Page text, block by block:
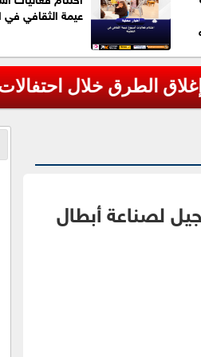
عيمة الثقافي في
الطرق خلال احتفالات
لصناعة أبطال